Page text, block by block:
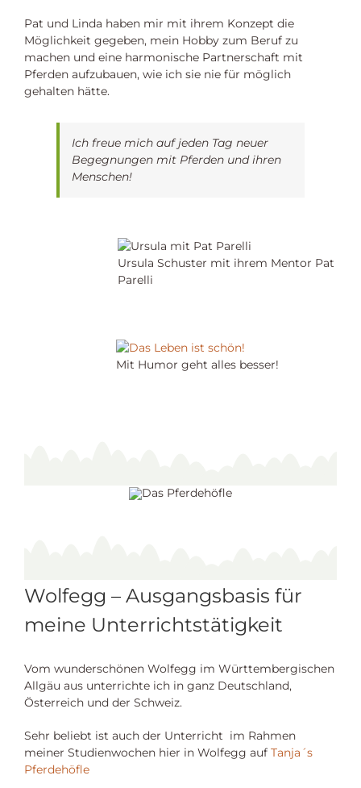
Pat und Linda haben mir mit ihrem Konzept die
Möglichkeit gegeben, mein Hobby zum Beruf zu
machen und eine harmonische Partnerschaft mit
Pferden aufzubauen, wie ich sie nie für möglich
gehalten hätte.
Ich freue mich auf jeden Tag neuer
Begegnungen mit Pferden und ihren
Menschen!
Ursula Schuster mit ihrem Mentor Pat
Parelli
Mit Humor geht alles besser!
Wolfegg – Ausgangsbasis für
meine Unterrichtstätigkeit
Vom wunderschönen Wolfegg im Württembergischen
Allgäu aus unterrichte ich in ganz Deutschland,
Österreich und der Schweiz.
Sehr beliebt ist auch der Unterricht im Rahmen
meiner Studienwochen hier in Wolfegg auf Tanja´s
Pferdehöfle